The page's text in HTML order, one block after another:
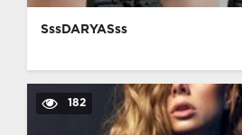
SssDARYASss
182